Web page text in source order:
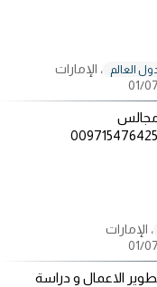
العالم
، الإمارات
، الإمارات
الاعمال و دراسة